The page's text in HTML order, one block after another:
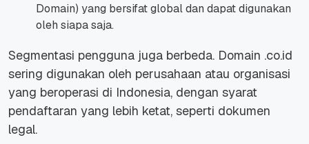
Domain) yang bersifat global dan dapat digunakan
oleh siapa saja.
Segmentasi pengguna juga berbeda. Domain .co.id
sering digunakan oleh perusahaan atau organisasi
yang beroperasi di Indonesia, dengan syarat
pendaftaran yang lebih ketat, seperti dokumen
legal.